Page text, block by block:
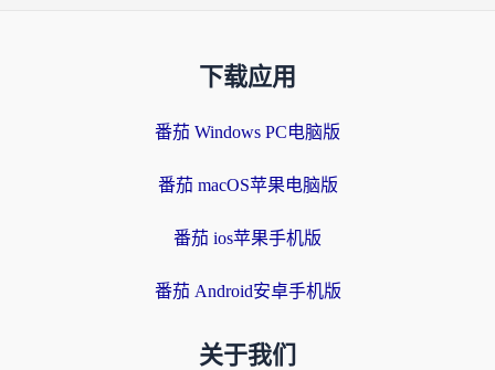
下载应用
番茄 Windows PC电脑版
番茄 macOS苹果电脑版
番茄 ios苹果手机版
番茄 Android安卓手机版
关于我们